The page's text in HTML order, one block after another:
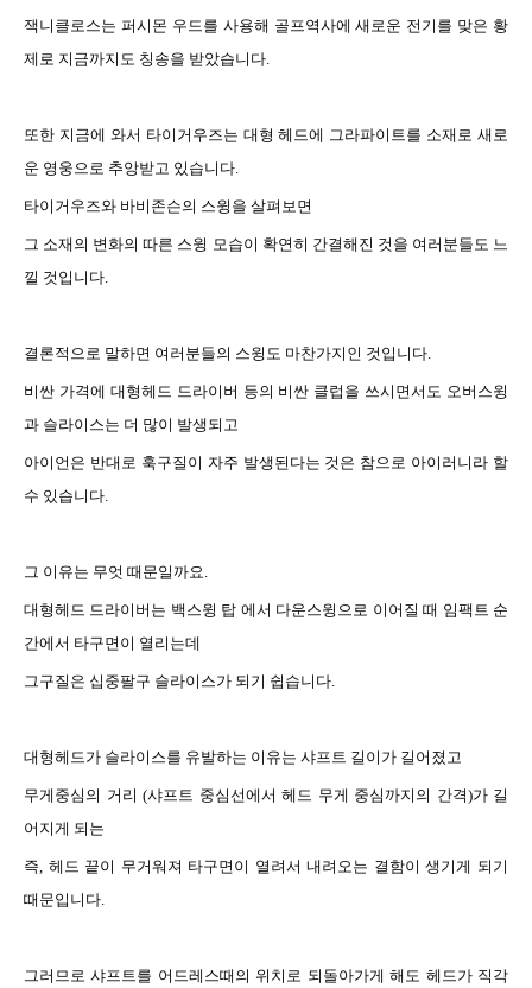
잭니클로스는 퍼시몬 우드를 사용해 골프역사에 새로운 전기를 맞은 황
제로 지금까지도 칭송을 받았습니다.
또한 지금에 와서 타이거우즈는 대형 헤드에 그라파이트를 소재로 새로
운 영웅으로 추앙받고 있습니다.
타이거우즈와 바비존슨의 스윙을 살펴보면
그 소재의 변화의 따른 스윙 모습이 확연히 간결해진 것을 여러분들도 느
낄 것입니다.
결론적으로 말하면 여러분들의 스윙도 마찬가지인 것입니다.
비싼 가격에 대형헤드 드라이버 등의 비싼 클럽을 쓰시면서도 오버스윙
과 슬라이스는 더 많이 발생되고
아이언은 반대로 훅구질이 자주 발생된다는 것은 참으로 아이러니라 할
수 있습니다.
그 이유는 무엇 때문일까요.
대형헤드 드라이버는 백스윙 탑 에서 다운스윙으로 이어질 때 임팩트 순
간에서 타구면이 열리는데
그구질은 십중팔구 슬라이스가 되기 쉽습니다.
대형헤드가 슬라이스를 유발하는 이유는 샤프트 길이가 길어졌고
무게중심의 거리 (샤프트 중심선에서 헤드 무게 중심까지의 간격)가 길
어지게 되는
즉, 헤드 끝이 무거워져 타구면이 열려서 내려오는 결함이 생기게 되기
때문입니다.
그러므로샤프트를 어드레스때의 위치로 되돌아가게 해도 헤드가 직각